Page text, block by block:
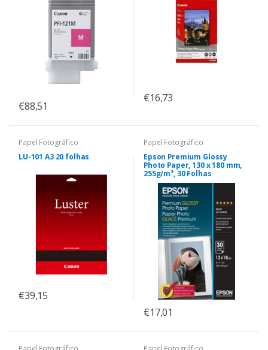
€88,51
€16,73
Papel Fotográfico
LU-101 A3 20 folhas
€39,15
Papel Fotográfico
Epson Premium Glossy
Photo Paper, 130 x 180 mm,
255g/m², 30 Folhas
€17,01